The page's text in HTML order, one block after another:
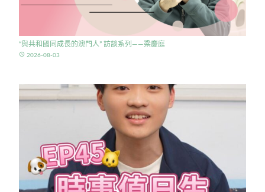
“與共和國同成長的澳門人” 訪談系列——梁慶庭
access_time 2026-08-03